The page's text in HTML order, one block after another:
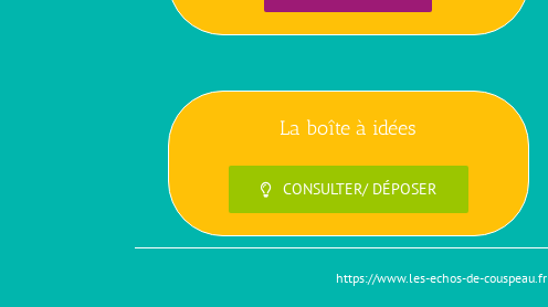
La boîte à idées
CONSULTER/ DÉPOSER
https://www.les-echos-de-couspeau.fr